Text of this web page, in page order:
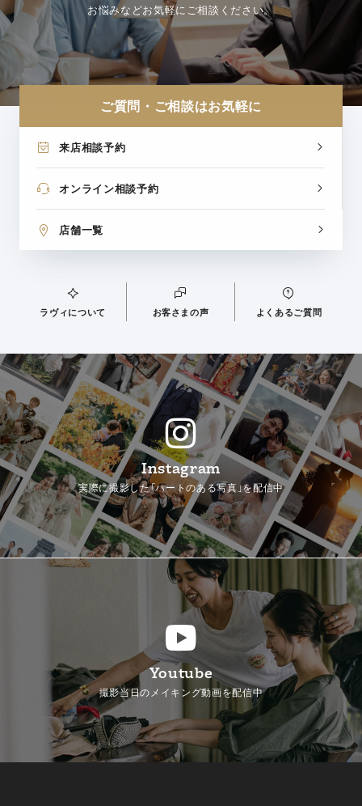
お悩みなどお気軽にご相談ください。
ご質問・ご相談はお気軽に
来店相談予約
オンライン相談予約
店舗一覧
ラヴィについて お客さまの声 よくあるご質問
Instagram
実際に撮影した「ハートのある写真」を配信中
Youtube
撮影当日のメイキング動画を配信中